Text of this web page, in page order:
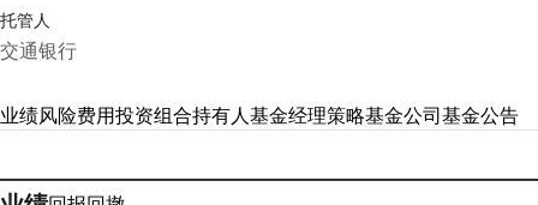
托管人
交通银行
业绩风险费用投资组合持有人基金经理策略基金公司基金公告